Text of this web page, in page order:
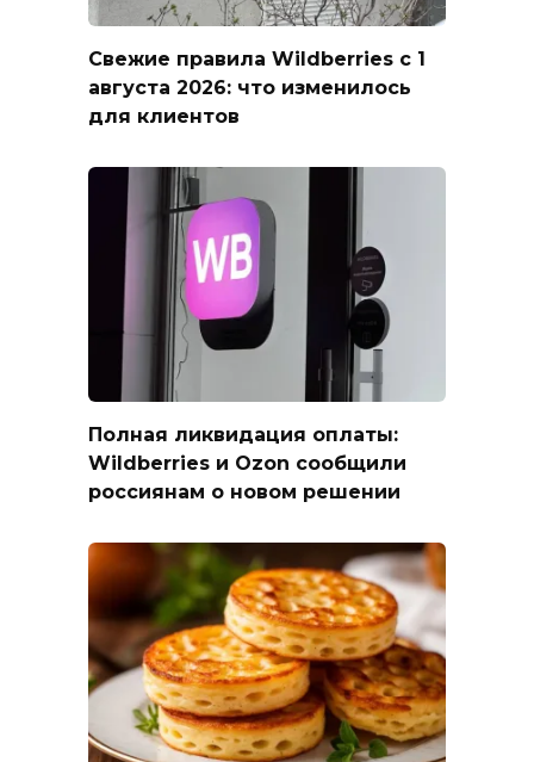
Свежие правила Wildberries с 1
августа 2026: что изменилось
для клиентов
Полная ликвидация оплаты:
Wildberries и Ozon сообщили
россиянам о новом решении